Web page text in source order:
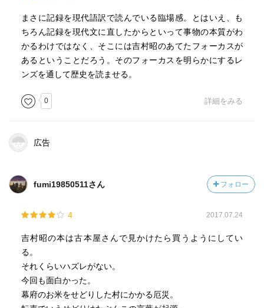
まさに記録を現代語訳で読んでいる臨場感。とはいえ、も
ちろん記録を現代文に直したからといって事物の本質がわ
かるわけではなく、そこには吉村昭のあてたフォーカスが
あるということだろう。そのフォーカスを明らかにするレ
ンズを通して歴史を読ませる。
0 詳細をみる
広告
fumi19850511さん フォロー
4 2017.07.24
吉村昭の本は古本屋さんで見かけたら買うようにしてい
る。
それくらいハズレがない。
今回も面白かった。
幕府のお米をせどりした村にかかる厄災。